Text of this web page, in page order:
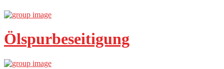
Ölspurbeseitigung